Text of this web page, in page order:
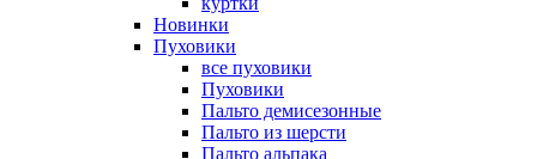
Новинки
Пуховики
все пуховики
Пуховики
Пальто демисезонные
Пальто из шерсти
Пальто альпака